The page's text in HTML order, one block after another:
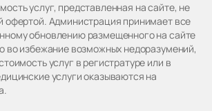
услуг, представленная на сайте, не
офертой. Администрация принимает все
обновлению размещенного на сайте
во избежание возможных недоразумений,
услуг в регистратуре или в
услуги оказываются на